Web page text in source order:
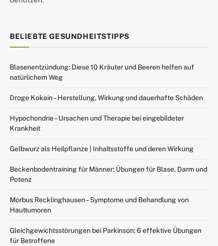
BELIEBTE GESUNDHEITSTIPPS
Blasenentzündung: Diese 10 Kräuter und Beeren helfen auf
natürlichem Weg
Droge Kokain – Herstellung, Wirkung und dauerhafte Schäden
Hypochondrie – Ursachen und Therapie bei eingebildeter
Krankheit
Gelbwurz als Heilpflanze | Inhaltsstoffe und deren Wirkung
Beckenbodentraining für Männer: Übungen für Blase, Darm und
Potenz
Morbus Recklinghausen – Symptome und Behandlung von
Hauttumoren
Gleichgewichtsstörungen bei Parkinson: 6 effektive Übungen
für Betroffene